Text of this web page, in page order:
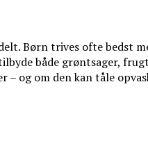
Børn trives ofte bedst
både grøntsager,
– og om den kan tåle